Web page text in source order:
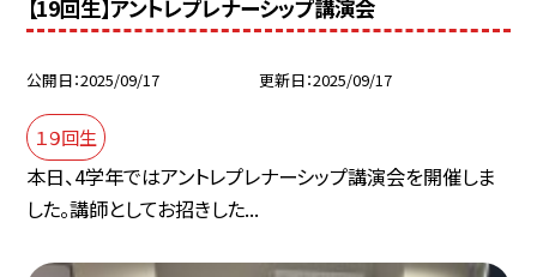
【19回生】アントレプレナーシップ講演会
公開日 2025/09/17 更新日 2025/09/17
１９回生
本日、4学年ではアントレプレナーシップ講演会を開催しま
した。講師としてお招きした...